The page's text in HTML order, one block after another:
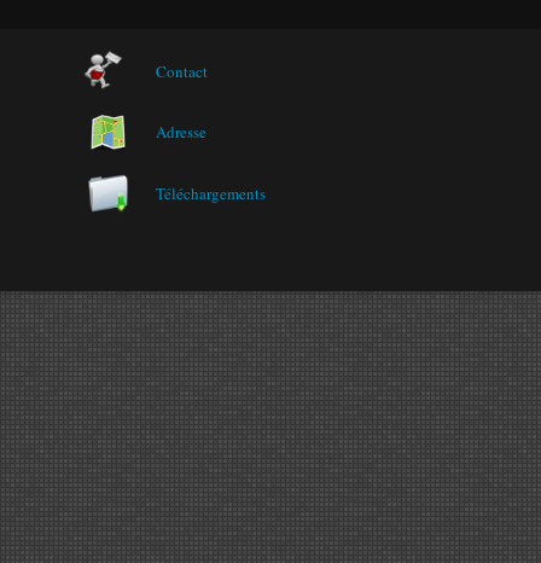
Contact
Adresse
Téléchargements